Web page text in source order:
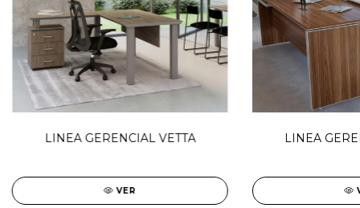
LINEA GERENCIAL VETTA
VER
LINEA